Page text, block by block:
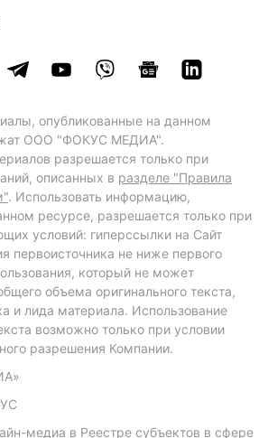
опубликованные на данном
ООО "ФОКУС МЕДИА".
разрешается только при
описанных в разделе "Правила
. Использовать информацию,
ресурсе, разрешается только при
условий: гиперссылки на Сайт
первоисточника не ниже первого
который не может
объема оригинального текста,
и лида материала. Использование
возможно только при условии
разрешения Компании.
медиа в Реестре субъектов в сфере